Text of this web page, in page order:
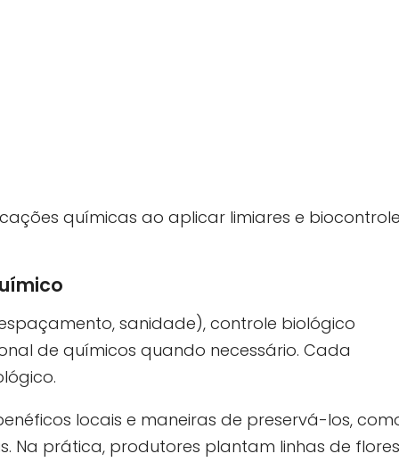
químicas ao aplicar limiares e
sanidade), controle biológico
de químicos quando necessário. Cada
locais e maneiras de preservá-los,
Na prática, produtores plantam linhas de flores